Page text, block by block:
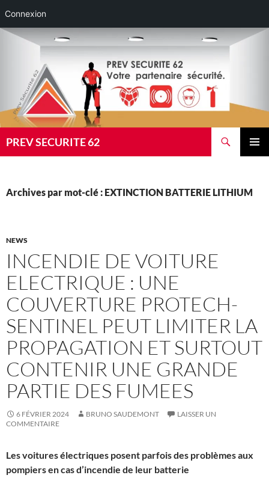
Connexion
Aller
PREV SECURITE 62
Archives par mot-clé : EXTINCTION BATTERIE LITHIUM
NEWS
INCENDIE DE VOITURE
ELECTRIQUE : UNE
COUVERTURE PROTECH-
SENTINEL PEUT LIMITER LA
PROPAGATION ET SURTOUT
CONTENIR UNE GRANDE
PARTIE DES FUMEES
6 FÉVRIER 2024 BRUNO SAUDEMONT
LAISSER UN
COMMENTAIRE
Les voitures électriques posent parfois des problèmes aux
pompiers en cas d’incendie de leur batterie